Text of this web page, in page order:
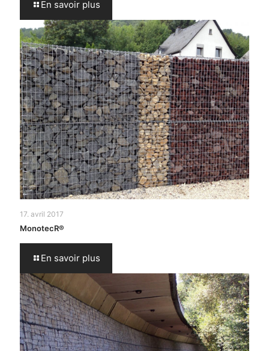
En savoir plus
17. avril 2017
MonotecR®
En savoir plus